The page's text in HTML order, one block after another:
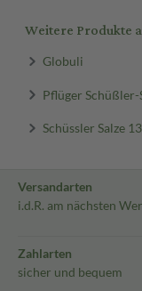
Weitere Produkte
Globuli
Pflüger Schüßler-
Schüssler Salze 13
Versandarten
i.d.R. am nächsten
Zahlarten
sicher und bequem